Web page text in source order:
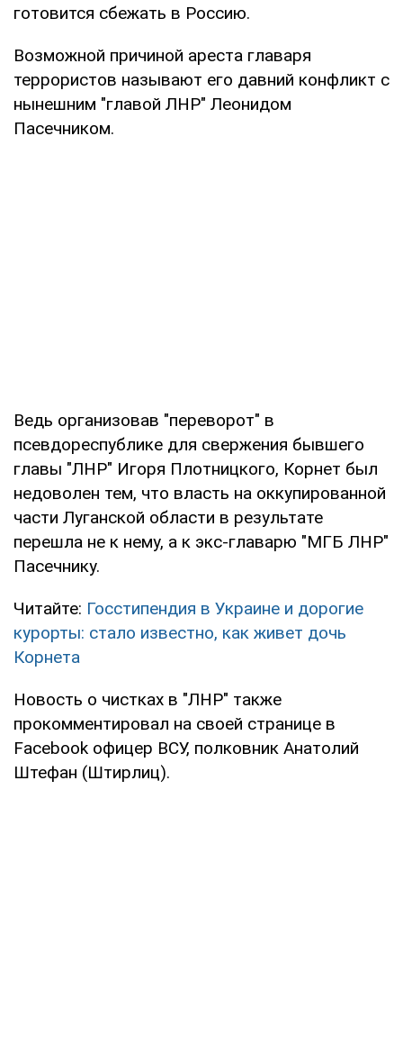
готовится сбежать в Россию.
Возможной причиной ареста главаря
террористов называют его давний конфликт с
нынешним "главой ЛНР" Леонидом
Пасечником.
Ведь организовав "переворот" в
псевдореспублике для свержения бывшего
главы "ЛНР" Игоря Плотницкого, Корнет был
недоволен тем, что власть на оккупированной
части Луганской области в результате
перешла не к нему, а к экс-главарю "МГБ ЛНР"
Пасечнику.
Читайте: Госстипендия в Украине и дорогие
курорты: стало известно, как живет дочь
Корнета
Новость о чистках в "ЛНР" также
прокомментировал на своей странице в
Facebook офицер ВСУ, полковник Анатолий
Штефан (Штирлиц).